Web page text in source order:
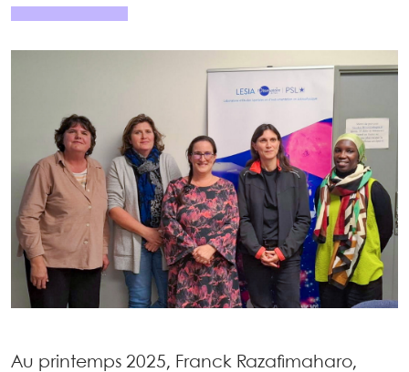
Au printemps 2025, Franck Razafimaharo,